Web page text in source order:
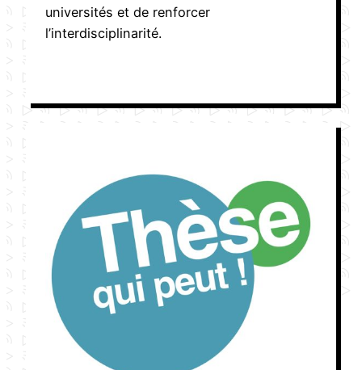
universités et de renforcer
l’interdisciplinarité.